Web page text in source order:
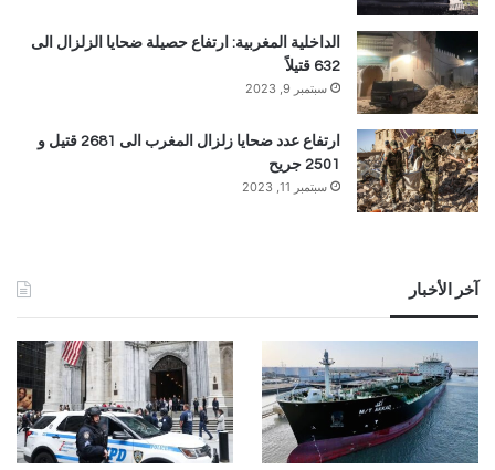
الداخلية المغربية: ارتفاع حصيلة ضحايا الزلزال الى
632 قتيلاً
سبتمبر 9, 2023
ارتفاع عدد ضحايا زلزال المغرب الى 2681 قتيل و
2501 جريح
سبتمبر 11, 2023
آخر الأخبار